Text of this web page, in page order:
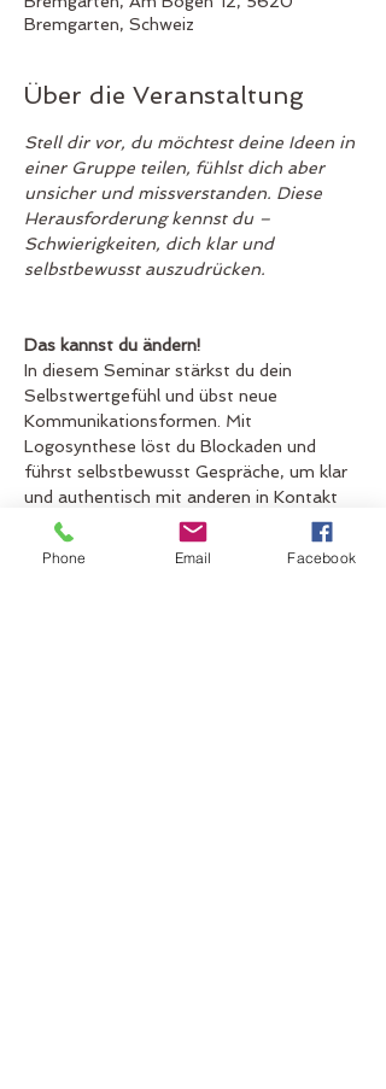
Bremgarten, Schweiz
Über die Veranstaltung
Stell dir vor, du möchtest deine Ideen in
einer Gruppe teilen, fühlst dich aber
unsicher und missverstanden. Diese
Herausforderung kennst du –
Schwierigkeiten, dich klar und
selbstbewusst auszudrücken.
Das kannst du ändern!
In diesem Seminar stärkst du dein
Selbstwertgefühl und übst neue
Kommunikationsformen. Mit
Logosynthese löst du Blockaden und
führst selbstbewusst Gespräche, um klar
und authentisch mit anderen in Kontakt
zu treten.
Phone Email Facebook